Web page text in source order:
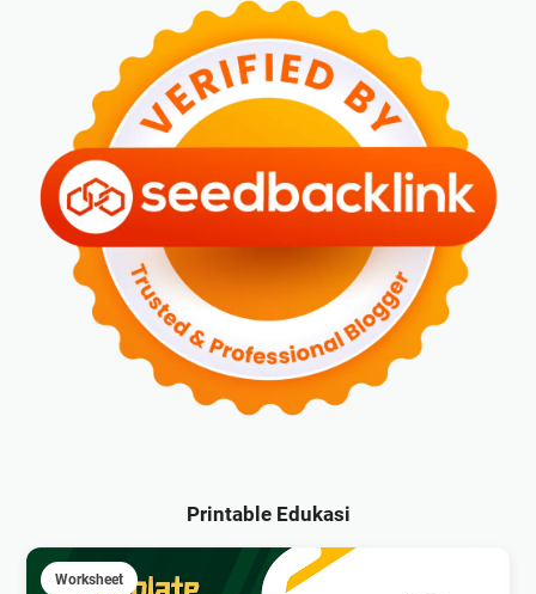
Printable Edukasi
Worksheet